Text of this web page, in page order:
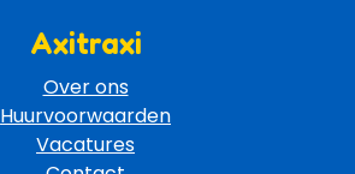
Axitraxi
Over ons
Huurvoorwaarden
Vacatures